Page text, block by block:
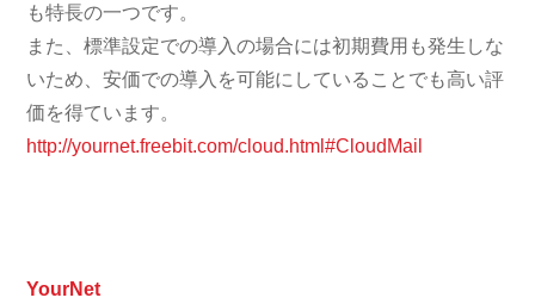
も特長の一つです。
また、標準設定での導入の場合には初期費用も発生しな
いため、安価での導入を可能にしていることでも高い評
価を得ています。
http://yournet.freebit.com/cloud.html#CloudMail
YourNet